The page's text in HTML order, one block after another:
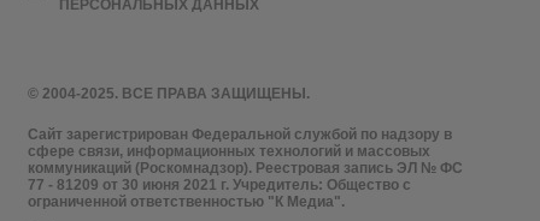
© 2004-2025. ВСЕ ПРАВА ЗАЩИЩЕНЫ.
Сайт зарегистрирован Федеральной службой по надзору в
сфере связи, информационных технологий и массовых
коммуникаций (Роскомнадзор). Реестровая запись ЭЛ № ФС
77 - 81209 от 30 июня 2021 г. Учредитель: Общество с
ограниченной ответственностью "К Медиа".
ПЕРСОНАЛЬНЫХ ДАННЫХ